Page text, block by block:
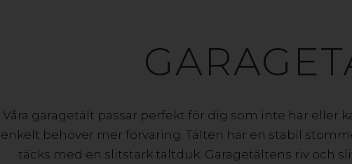
Våra garagetält passar perfekt för dig som inte har eller
enkelt behöver mer förvaring. Tälten har en stabil
täcks med en slitstark tältduk. Garagetältens riv och